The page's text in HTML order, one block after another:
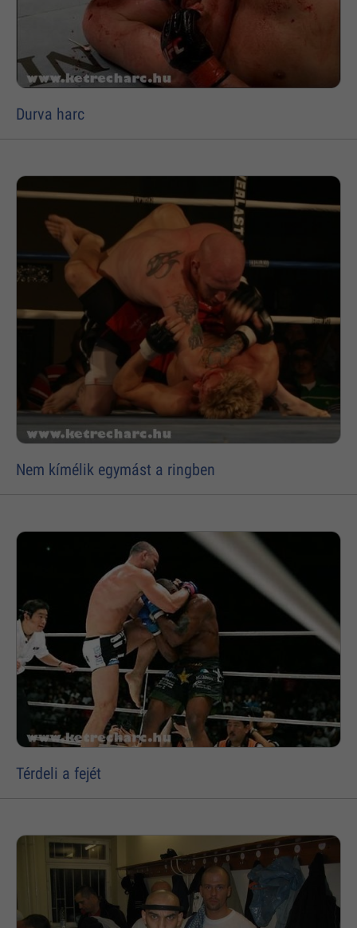
Durva harc
Nem kímélik egymást a ringben
Térdeli a fejét